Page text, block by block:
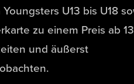
U13 bis U18
zu einem Preis ab
und äußerst